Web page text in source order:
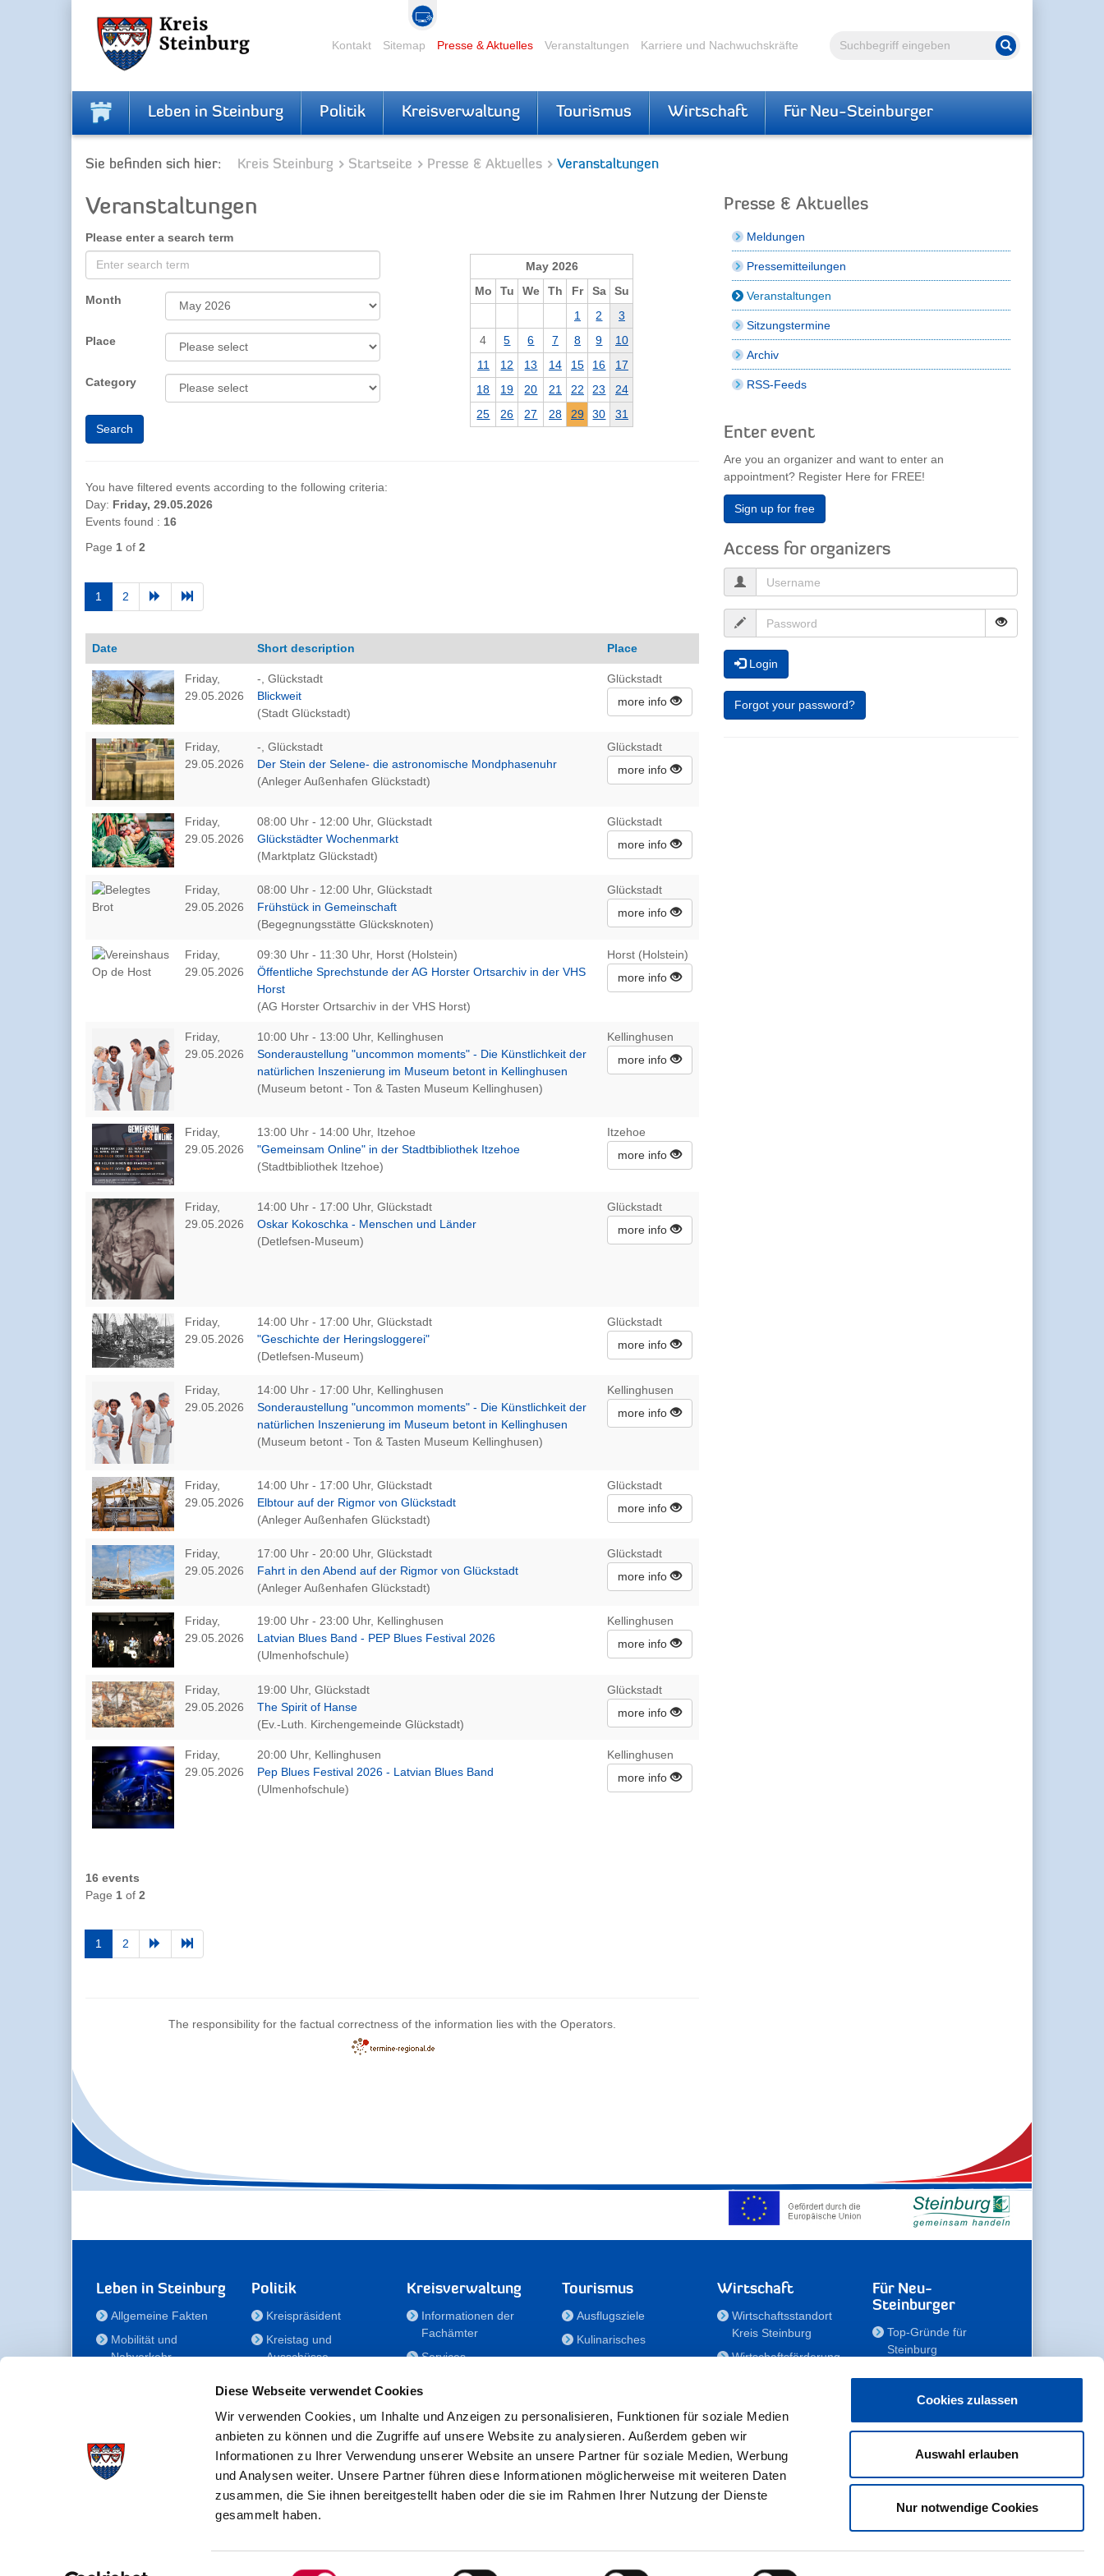
Diese Webseite verwendet Cookies
Wir verwenden Cookies, um Inhalte und Anzeigen zu personalisieren, Funktionen für soziale Medien
anbieten zu können und die Zugriffe auf unsere Website zu analysieren. Außerdem geben wir
Informationen zu Ihrer Verwendung unserer Website an unsere Partner für soziale Medien, Werbung
und Analysen weiter. Unsere Partner führen diese Informationen möglicherweise mit weiteren Daten
zusammen, die Sie ihnen bereitgestellt haben oder die sie im Rahmen Ihrer Nutzung der Dienste
gesammelt haben.
Einwilligungsauswahl
Cookies zulassen
Auswahl erlauben
Nur notwendige Cookies
Volltextsuche Suche starten
Kontakt Sitemap Presse & Aktuelles Veranstaltungen Karriere und Nachwuchskräfte
Leben in Steinburg Politik Kreisverwaltung Tourismus Wirtschaft Für Neu-Steinburger
Sie befinden sich hier: Kreis Steinburg Startseite Presse & Aktuelles Veranstaltungen
Veranstaltungen
May 2026
Mo
Tu We Th Fr Sa
Su
1
2
3
4
5 6 7 8 9
10
11
12 13 14 15 16
17
18
19 20 21 22 23
24
25
26 27 28 29 30 31
Please enter a search term
Month
Place
Category
You have filtered events according to the following criteria:
Day: Friday, 29.05.2026
Events found : 16
Page 1 of 2
1 2
Date Short description Place
Friday,
29.05.2026
-, Glückstadt
Blickweit
(Stadt Glückstadt)
Glückstadt
more info
Friday,
29.05.2026
-, Glückstadt
Der Stein der Selene- die astronomische Mondphasenuhr
(Anleger Außenhafen Glückstadt)
Glückstadt
more info
Friday,
29.05.2026
08:00 Uhr - 12:00 Uhr, Glückstadt
Glückstädter Wochenmarkt
(Marktplatz Glückstadt)
Glückstadt
more info
Friday,
29.05.2026
08:00 Uhr - 12:00 Uhr, Glückstadt
Frühstück in Gemeinschaft
(Begegnungsstätte Glücksknoten)
Glückstadt
more info
Friday,
29.05.2026
09:30 Uhr - 11:30 Uhr, Horst (Holstein)
Öffentliche Sprechstunde der AG Horster Ortsarchiv in der VHS
Horst
(AG Horster Ortsarchiv in der VHS Horst)
Horst (Holstein)
more info
Friday,
29.05.2026
10:00 Uhr - 13:00 Uhr, Kellinghusen
Sonderaustellung "uncommon moments" - Die Künstlichkeit der
natürlichen Inszenierung im Museum betont in Kellinghusen
(Museum betont - Ton & Tasten Museum Kellinghusen)
Kellinghusen
more info
Friday,
29.05.2026
13:00 Uhr - 14:00 Uhr, Itzehoe
"Gemeinsam Online" in der Stadtbibliothek Itzehoe
(Stadtbibliothek Itzehoe)
Itzehoe
more info
Friday,
29.05.2026
14:00 Uhr - 17:00 Uhr, Glückstadt
Oskar Kokoschka - Menschen und Länder
(Detlefsen-Museum)
Glückstadt
more info
Friday,
29.05.2026
14:00 Uhr - 17:00 Uhr, Glückstadt
"Geschichte der Heringsloggerei"
(Detlefsen-Museum)
Glückstadt
more info
Friday,
29.05.2026
14:00 Uhr - 17:00 Uhr, Kellinghusen
Sonderaustellung "uncommon moments" - Die Künstlichkeit der
natürlichen Inszenierung im Museum betont in Kellinghusen
(Museum betont - Ton & Tasten Museum Kellinghusen)
Kellinghusen
more info
Friday,
29.05.2026
14:00 Uhr - 17:00 Uhr, Glückstadt
Elbtour auf der Rigmor von Glückstadt
(Anleger Außenhafen Glückstadt)
Glückstadt
more info
Friday,
29.05.2026
17:00 Uhr - 20:00 Uhr, Glückstadt
Fahrt in den Abend auf der Rigmor von Glückstadt
(Anleger Außenhafen Glückstadt)
Glückstadt
more info
Friday,
29.05.2026
19:00 Uhr - 23:00 Uhr, Kellinghusen
Latvian Blues Band - PEP Blues Festival 2026
(Ulmenhofschule)
Kellinghusen
more info
Friday,
29.05.2026
19:00 Uhr, Glückstadt
The Spirit of Hanse
(Ev.-Luth. Kirchengemeinde Glückstadt)
Glückstadt
more info
Friday,
29.05.2026
20:00 Uhr, Kellinghusen
Pep Blues Festival 2026 - Latvian Blues Band
(Ulmenhofschule)
Kellinghusen
more info
16 events
Page 1 of 2
1 2
The responsibility for the factual correctness of the information lies with the Operators.
Presse & Aktuelles
Meldungen
Pressemitteilungen
Veranstaltungen
Sitzungstermine
Archiv
RSS-Feeds
Enter event
Are you an organizer and want to enter an
appointment? Register Here for FREE!
Sign up for free
Access for organizers
Login
Forgot your password?
Leben in Steinburg
Allgemeine Fakten
Mobilität und
Nahverkehr
Gesundheit
Bildung
Politik
Kreispräsident
Kreistag und
Ausschüsse
für Menschen mit
Behinderung
Der
Kreisseniorenbeirat
Förderstiftung
Fördergesellschaft/Sportförderung
Kreisverwaltung
Informationen der
Fachämter
Services
Nachwuchskräfte
Notdienste
Bekanntmachungen
Formulare/Downloads
RSS-Feeds
Tourismus
Ausflugsziele
Kulinarisches
Veranstaltungen
Wirtschaft
Wirtschaftsstandort
Kreis Steinburg
Wirtschaftsförderung
Zahlen, Daten,
Fakten
Gewerbeflächen
Für Neu-
Steinburger
Top-Gründe für
Steinburg
Meine Immobilie
Erholen